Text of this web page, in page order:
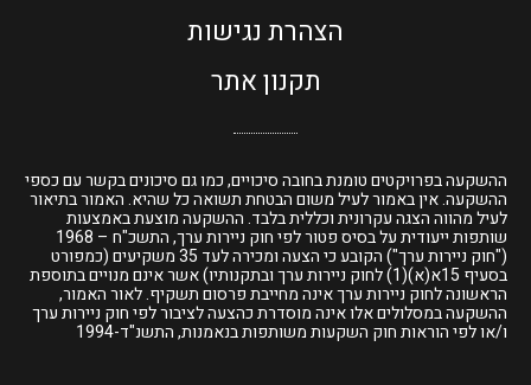
הצהרת נגישות
תקנון אתר
ההשקעה בפרויקטים טומנת בחובה סיכויים, כמו גם סיכונים בקשר עם כספי
ההשקעה. אין באמור לעיל משום הבטחת תשואה כל שהיא. האמור בתיאור
לעיל מהווה הצגה עקרונית וכללית בלבד. ההשקעה מוצעת באמצעות
שותפות ייעודית על בסיס פטור לפי חוק ניירות ערך, התשכ"ח – 1968
("חוק ניירות ערך") הקובע כי הצעה ומכירה לעד 35 משקיעים (כמפורט
בסעיף 15א(א)(1) לחוק ניירות ערך ובתקנותיו) אשר אינם מנויים בתוספת
הראשונה לחוק ניירות ערך אינה מחייבת פרסום תשקיף. לאור האמור,
ההשקעה במסלולים אלו אינה מוסדרת כהצעה לציבור לפי חוק ניירות ערך
ו/או לפי הוראות חוק השקעות משותפות בנאמנות, התשנ"ד-1994